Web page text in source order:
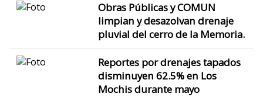
Obras Públicas y COMUN
limpian y desazolvan drenaje
pluvial del cerro de la Memoria.
Reportes por drenajes tapados
disminuyen 62.5% en Los
Mochis durante mayo